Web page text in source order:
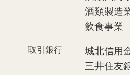
酒類製造
飲食事業
取引銀行
城北信用
三井住友